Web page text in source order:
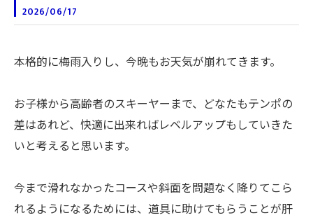
2026/06/17
本格的に梅雨入りし、今晩もお天気が崩れてきます。
お子様から高齢者のスキーヤーまで、どなたもテンポの
差はあれど、快適に出来ればレベルアップもしていきた
いと考えると思います。
今まで滑れなかったコースや斜面を問題なく降りてこら
れるようになるためには、道具に助けてもらうことが肝